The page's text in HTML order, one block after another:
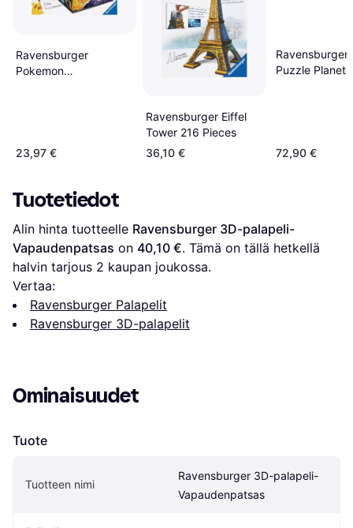
Ravensburger
Pokemon
23,97 €
Ravensburger Eiffel
Tower 216 Pieces
36,10 €
Ravensburger
Puzzle
72,90 €
Tuotetiedot
Alin hinta tuotteelle Ravensburger 3D-palapeli-
Vapaudenpatsas on 40,10 €. Tämä on tällä hetkellä
halvin tarjous 2 kaupan joukossa.
Vertaa:
Ravensburger Palapelit
Ravensburger 3D-palapelit
Ominaisuudet
Tuote
Tuotteen nimi
Ravensburger 3D-palapeli-
Vapaudenpatsas